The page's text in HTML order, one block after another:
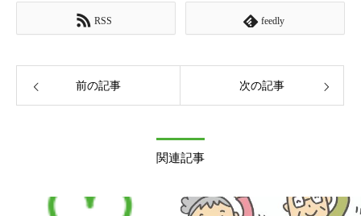
RSS feedly
前の記事 次の記事
関連記事